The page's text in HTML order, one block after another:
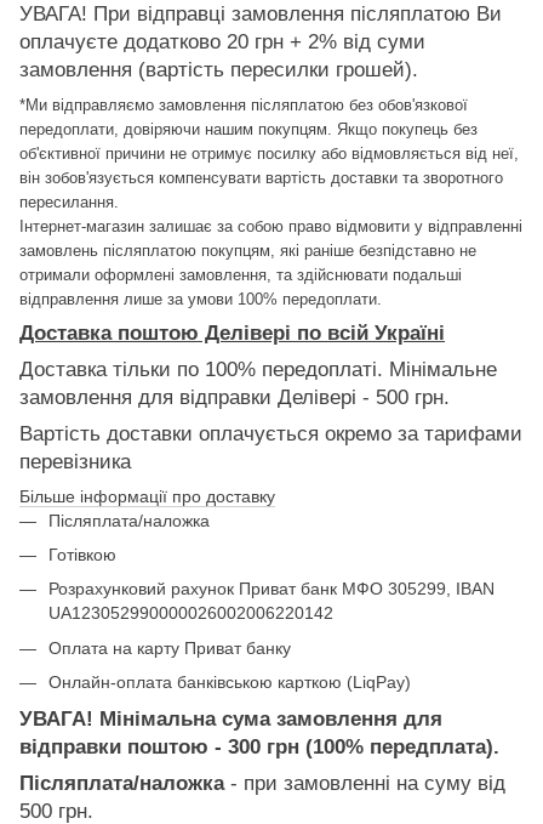
УВАГА! При відправці замовлення післяплатою Ви
оплачуєте додатково 20 грн + 2% від суми
замовлення (вартість пересилки грошей).
*Ми відправляємо замовлення післяплатою без обов'язкової
передоплати, довіряючи нашим покупцям. Якщо покупець без
об'єктивної причини не отримує посилку або відмовляється від неї,
він зобов'язується компенсувати вартість доставки та зворотного
пересилання.
Інтернет-магазин залишає за собою право відмовити у відправленні
замовлень післяплатою покупцям, які раніше безпідставно не
отримали оформлені замовлення, та здійснювати подальші
відправлення лише за умови 100% передоплати.
Доставка поштою Делівері по всій Україні
Доставка тільки по 100% передоплаті. Мінімальне
замовлення для відправки Делівері - 500 грн.
Вартість доставки оплачується окремо за тарифами
перевізника
Більше інформації про доставку
Післяплата/наложка
Готівкою
Розрахунковий рахунок Приват банк МФО 305299, IBAN
UA123052990000026002006220142
Оплата на карту Приват банку
Онлайн-оплата банківською карткою (LiqPay)
УВАГА! Мінімальна сума замовлення для
відправки поштою - 300 грн (100% передплата).
Післяплата/наложка- при замовленні на суму від
500 грн.